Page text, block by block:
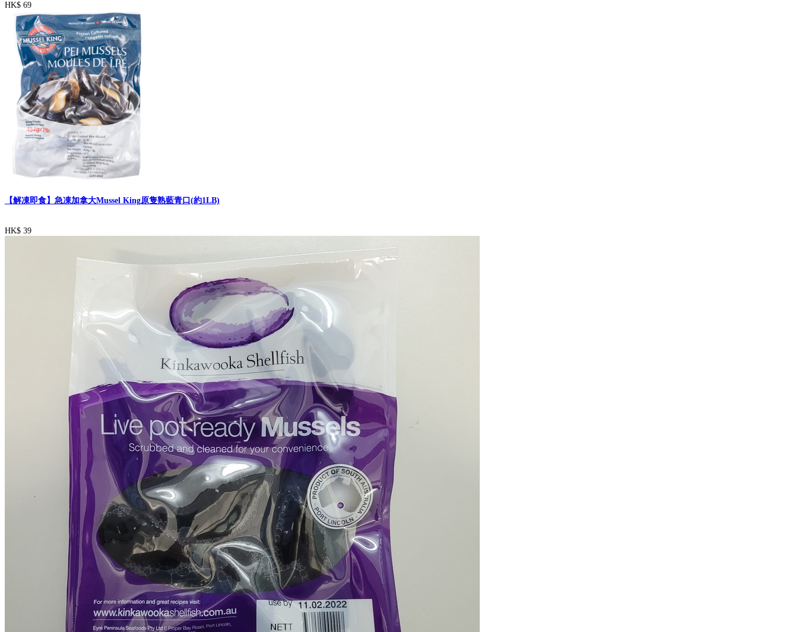
HK$ 69
【解凍即食】急凍加拿大Mussel King原隻熟藍青口(約1LB)
HK$ 39